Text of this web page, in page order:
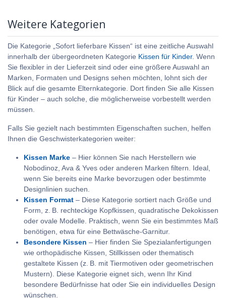
Weitere Kategorien
Die Kategorie „Sofort lieferbare Kissen“ ist eine zeitliche Auswahl
innerhalb der übergeordneten Kategorie Kissen für Kinder. Wenn
Sie flexibler in der Lieferzeit sind oder eine größere Auswahl an
Marken, Formaten und Designs sehen möchten, lohnt sich der
Blick auf die gesamte Elternkategorie. Dort finden Sie alle Kissen
für Kinder – auch solche, die möglicherweise vorbestellt werden
müssen.
Falls Sie gezielt nach bestimmten Eigenschaften suchen, helfen
Ihnen die Geschwisterkategorien weiter:
Kissen Marke – Hier können Sie nach Herstellern wie
Nobodinoz, Ava & Yves oder anderen Marken filtern. Ideal,
wenn Sie bereits eine Marke bevorzugen oder bestimmte
Designlinien suchen.
Kissen Format – Diese Kategorie sortiert nach Größe und
Form, z. B. rechteckige Kopfkissen, quadratische Dekokissen
oder ovale Modelle. Praktisch, wenn Sie ein bestimmtes Maß
benötigen, etwa für eine Bettwäsche-Garnitur.
Besondere Kissen – Hier finden Sie Spezialanfertigungen
wie orthopädische Kissen, Stillkissen oder thematisch
gestaltete Kissen (z. B. mit Tiermotiven oder geometrischen
Mustern). Diese Kategorie eignet sich, wenn Ihr Kind
besondere Bedürfnisse hat oder Sie ein individuelles Design
wünschen.